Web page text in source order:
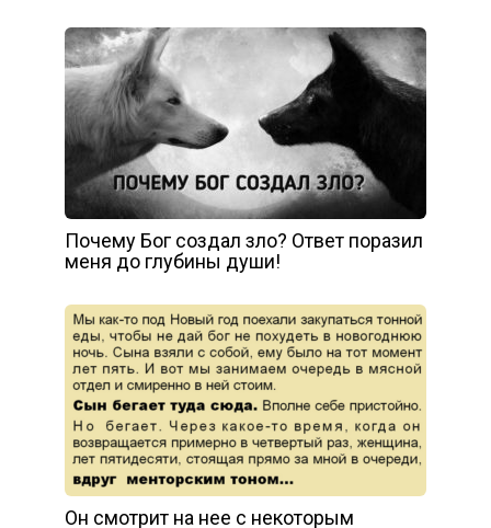
Почему Бог создал зло? Ответ поразил
меня до глубины души!
Он смотрит на нее с некоторым